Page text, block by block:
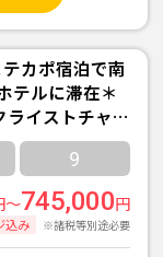
カポ宿泊で南
テルに滞在＊
イストチャー
9
～745,000円
込み ※諸税等別途必要